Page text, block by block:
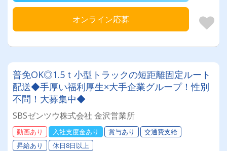
オンライン応募
普免OK◎1.5ｔ小型トラックの短距離固定ルート
配送◆手厚い福利厚生×大手企業グループ！性別
不問！大募集中◆
SBSゼンツウ株式会社 金沢営業所
動画あり 入社支度金あり 賞与あり
交通費支給
昇給あり
休日8日以上